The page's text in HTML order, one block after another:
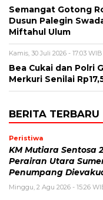
Semangat Gotong
Dusun Palegin
Miftahul Ulum
Kamis, 30 Juli 2026 - 17:03 WIB
Bea Cukai dan Polri
Merkuri Senilai
BERITA TERBARU
Peristiwa
KM Mutiara Sentosa
Perairan Utara
Penumpang
Minggu, 2 Agu 2026 - 15:26